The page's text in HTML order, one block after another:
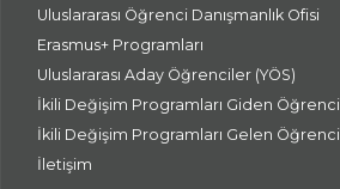
Uluslararası Öğrenci Danışmanlık Ofisi
Erasmus+ Programları
Uluslararası Aday Öğrenciler (YÖS)
İkili Değişim Programları Giden Öğrenci
İkili Değişim Programları Gelen Öğrenci
İletişim